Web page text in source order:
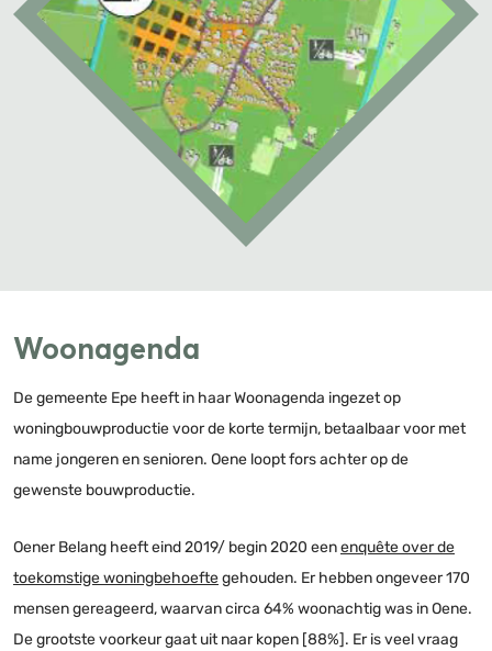
Woonagenda
De gemeente Epe heeft in haar Woonagenda ingezet op
woningbouwproductie voor de korte termijn, betaalbaar voor met
name jongeren en senioren. Oene loopt fors achter op de
gewenste bouwproductie.
Oener Belang heeft eind 2019/ begin 2020 eenenquête over de
toekomstige woningbehoeftegehouden. Er hebben ongeveer 170
mensen gereageerd, waarvan circa 64% woonachtig was in Oene.
De grootste voorkeur gaat uit naar kopen [88%]. Er is veel vraag